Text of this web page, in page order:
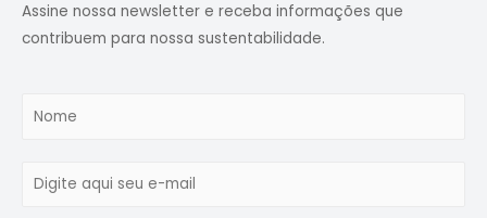
Assine nossa newsletter e receba informações que
contribuem para nossa sustentabilidade.